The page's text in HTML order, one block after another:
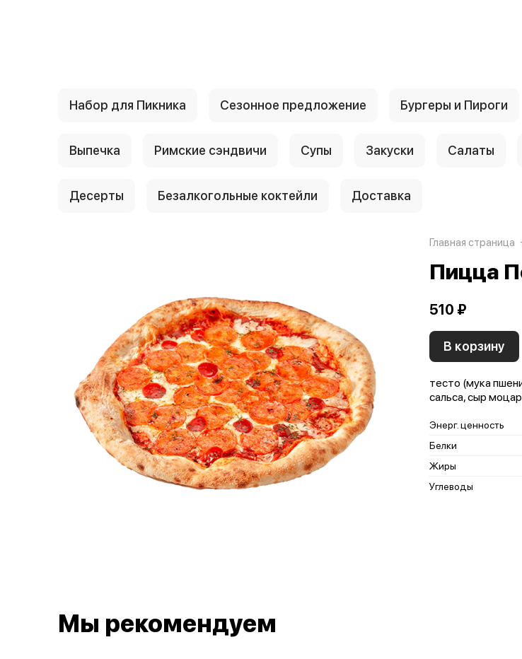
Набор для Пикника Сезонное предложение Бургеры и Пироги
Выпечка Римские сэндвичи Супы Закуски Салаты
Десерты Безалкогольные коктейли Доставка
Главная страница
Пицца
510 ₽
В корзину
тесто (мука
сальса, сыр
Энерг. ценность
Белки
Жиры
Углеводы
Мы рекомендуем